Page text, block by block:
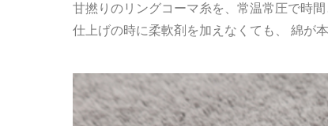
甘撚りのリングコーマ糸を、常温常圧で時
仕上げの時に柔軟剤を加えなくても、 綿が